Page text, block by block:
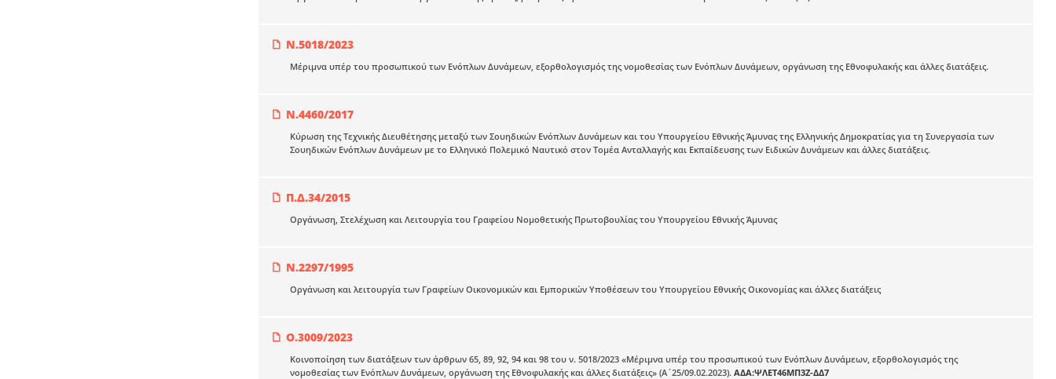
Ν.5018/2023
Μέριμνα υπέρ του προσωπικού των Ενόπλων Δυνάμεων, εξορθολογισμός της νομοθεσίας των Ενόπλων Δυνάμεων, οργάνωση της Εθνοφυλακής και άλλες διατάξεις.
N.4460/2017
Κύρωση της Τεχνικής Διευθέτησης μεταξύ των Σουηδικών Ενόπλων Δυνάμεων και του Υπουργείου Εθνικής Άμυνας της Ελληνικής Δημοκρατίας για τη Συνεργασία των
Σουηδικών Ενόπλων Δυνάμεων με το Ελληνικό Πολεμικό Ναυτικό στον Τομέα Ανταλλαγής και Εκπαίδευσης των Ειδικών Δυνάμεων και άλλες διατάξεις.
Π.Δ.34/2015
Οργάνωση, Στελέχωση και Λειτουργία του Γραφείου Νομοθετικής Πρωτοβουλίας του Υπουργείου Εθνικής Άμυνας
Ν.2297/1995
Οργάνωση και λειτουργία των Γραφείων Οικονομικών και Εμπορικών Υποθέσεων του Υπουργείου Εθνικής Οικονομίας και άλλες διατάξεις
Ο.3009/2023
Κοινοποίηση των διατάξεων των άρθρων 65, 89, 92, 94 και 98 του ν. 5018/2023 «Μέριμνα υπέρ του προσωπικού των Ενόπλων Δυνάμεων, εξορθολογισμός της
νομοθεσίας των Ενόπλων Δυνάμεων, οργάνωση της Εθνοφυλακής και άλλες διατάξεις» (Α΄25/09.02.2023). ΑΔΑ:ΨΛΕΤ46ΜΠ3Ζ-ΔΔ7